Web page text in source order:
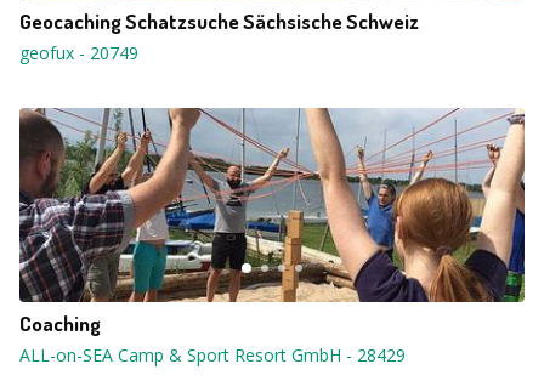
Geocaching Schatzsuche Sächsische Schweiz
geofux - 20749
Coaching
ALL-on-SEA Camp & Sport Resort GmbH - 28429